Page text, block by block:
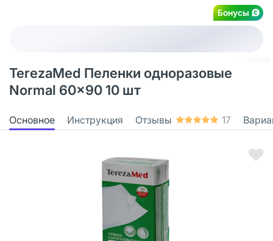
Бонусы
TerezaMed Пеленки одноразовые
Normal 60x90 10 шт
Основное Инструкция Отзывы 17